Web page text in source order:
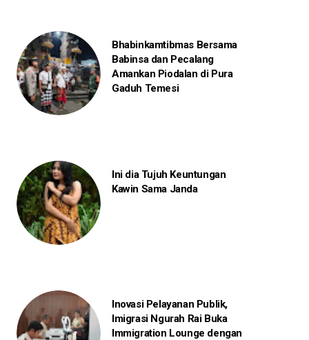
Bhabinkamtibmas Bersama
Babinsa dan Pecalang
Amankan Piodalan di Pura
Gaduh Temesi
Ini dia Tujuh Keuntungan
Kawin Sama Janda
Inovasi Pelayanan Publik,
Imigrasi Ngurah Rai Buka
Immigration Lounge dengan